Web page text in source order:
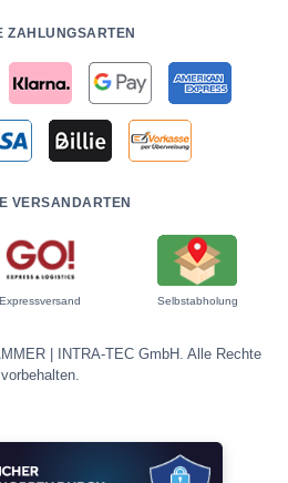
ZAHLUNGSARTEN
VERSANDARTEN
Expressversand Selbstabholung
| INTRA-TEC GmbH. Alle Rechte
vorbehalten.